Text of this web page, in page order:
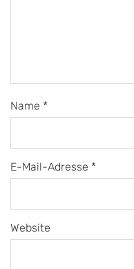
Name *
E-Mail-Adresse *
Website